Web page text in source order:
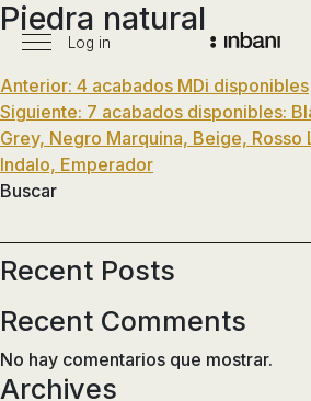
Pasar
en
diseño
de
tendencias,
y
tecnologías
Menú
principal
Log in
Piedra natural
Navegación
de
entradas
Anterior: 4 acabados MDi disponibles
Siguiente: 7 acabados disponibles:
Grey, Negro Marquina, Beige, Rosso
Indalo, Emperador
Buscar
Recent Posts
Recent Comments
No hay comentarios que mostrar.
Archives